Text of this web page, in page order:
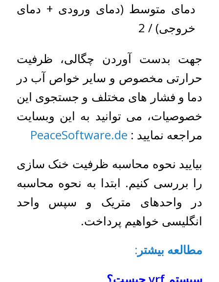
دمای متوسط ​​(دمای ورودی + دمای
خروجی) / 2
جهت بدست آوردن چگالی، ظرفیت
حرارتی مخصوص و سایر خواص آب در
دما و فشار های مختلف و جستجوی این
خصوصیات، می توانید به این وبسایت
مراجعه نمایید : PeaceSoftware.de
بیایید نحوه محاسبه ظرفیت خنک سازی
را بررسی کنیم. ابتدا به نحوه محاسبه
در واحدهای متریک و سپس واحد
انگلیسی خواهیم پرداخت.
مطالعه بیشتر :
سیستمvrf
چیست؟